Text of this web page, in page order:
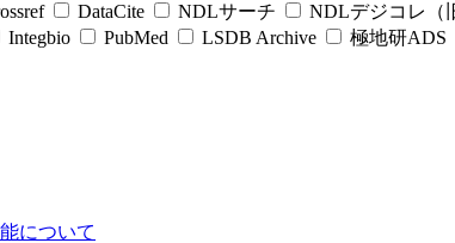
DataCite NDLサーチ NDLデジコレ（
Integbio PubMed LSDB Archive 極地研ADS
について